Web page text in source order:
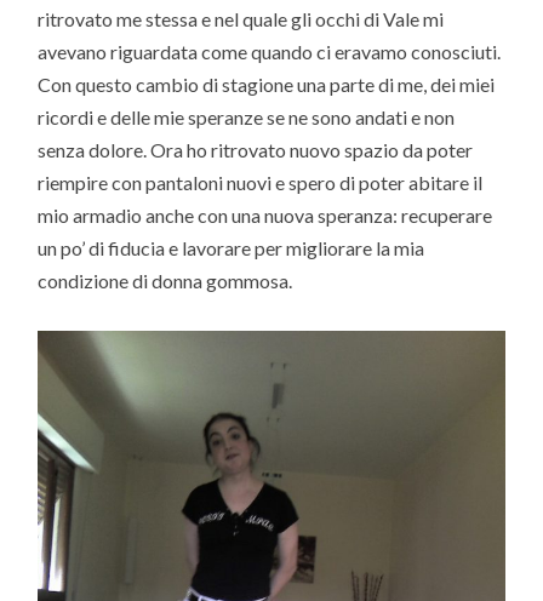
ritrovato me stessa e nel quale gli occhi di Vale mi
avevano riguardata come quando ci eravamo conosciuti.
Con questo cambio di stagione una parte di me, dei miei
ricordi e delle mie speranze se ne sono andati e non
senza dolore. Ora ho ritrovato nuovo spazio da poter
riempire con pantaloni nuovi e spero di poter abitare il
mio armadio anche con una nuova speranza: recuperare
un po’ di fiducia e lavorare per migliorare la mia
condizione di donna gommosa.